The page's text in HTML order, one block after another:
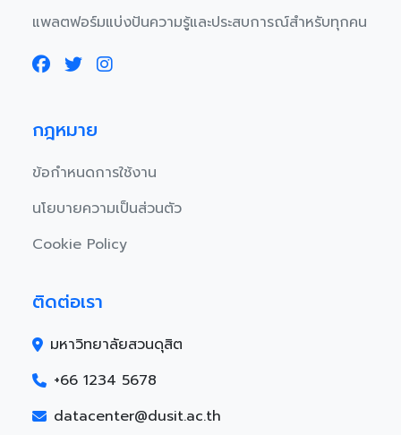
แพลตฟอร์มแบ่งปันความรู้และประสบการณ์สำหรับทุกคน
กฎหมาย
ข้อกำหนดการใช้งาน
นโยบายความเป็นส่วนตัว
Cookie Policy
ติดต่อเรา
มหาวิทยาลัยสวนดุสิต
+66 1234 5678
datacenter@dusit.ac.th